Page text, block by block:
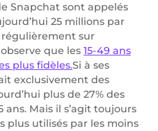
Snapchat sont appelés
25 millions par
régulièrement sur
que les 15-49 ans
plus fidèles.Si à ses
exclusivement des
plus de 27% des
Mais il s’agit toujours
plus utilisés par les moins